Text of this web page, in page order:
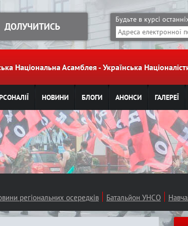
Національна Асамблея - Українська
ДОЛУЧИТИСЬ
Будьте в курсі
НОВИНИ БЛОГИ АНОНСИ ГАЛЕРЕЇ
регіональних осередків Батальйон УНСО